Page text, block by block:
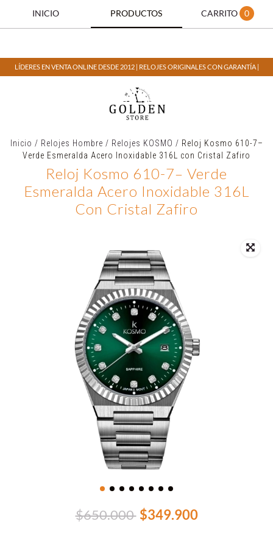
INICIO PRODUCTOS CARRITO 0
LÍDERES EN VENTA ONLINE DESDE 2012 | RELOJES ORIGINALES CON GARANTÍA |
Inicio / Relojes Hombre / Relojes KOSMO / Reloj Kosmo 610-7–
Verde Esmeralda Acero Inoxidable 316L con Cristal Zafiro
Reloj Kosmo 610-7– Verde
Esmeralda Acero Inoxidable 316L
Con Cristal Zafiro
$650.000 $349.900